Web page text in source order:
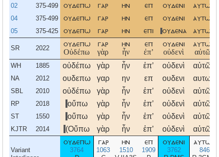
02 375-499 ουδεπω γαρ ην επ ουδενι αυτων
04 375-499 ουδεπω γαρ ην επ ουδενι αυτων
05 375-425 ουδεπω γαρ ην επι ουδενα αυτων
SR 2022
ουδεπω
Οὐδέπω
γαρ
γὰρ
ην
ἦν
επ
ἐπʼ
ουδενι
οὐδενὶ
αυτων
αὐτῶν
WH 1885 οὐδέπω γὰρ ἦν ἐπʼ οὐδενὶ αὐτῶν
NA 2012 ουδεπω γαρ ην επ ουδενι αυτων
SBL 2010 οὐδέπω γὰρ ἦν ἐπʼ οὐδενὶ αὐτῶν
RP 2018 οὔπω γὰρ ἦν ἐπʼ οὐδενὶ αὐτῶν
ST 1550 οὔπω γὰρ ἦν ἐπʼ οὐδενὶ αὐτῶν
KJTR 2014 (Οὔπω γὰρ ἦν ἐπʼ οὐδενὶ αὐτῶν
Variant
ουδεπω
3764
γαρ
1063
ην
1510
επ
1909
ουδενι
3762
αυτων
846